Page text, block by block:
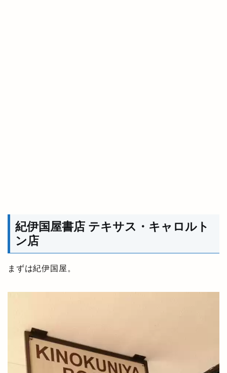
紀伊国屋書店 テキサス・キャロルト
ン店
まずは紀伊国屋。